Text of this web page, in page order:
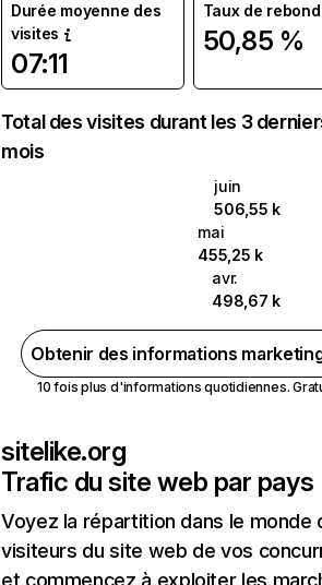
Durée moyenne des
visites
07:11
Taux de rebond
50,85 %
Total des visites durant les 3
mois
juin
506,55 k
mai
455,25 k
avr.
498,67 k
Obtenir des informations
10 fois plus d'informations quotidiennes.
sitelike.org
Trafic du site web par pays
Voyez la répartition dans le monde
visiteurs du site web de vos
et commencez à exploiter les